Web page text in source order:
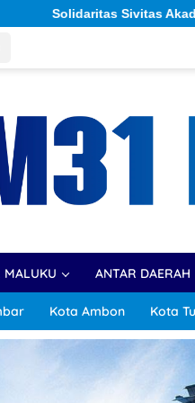
Nyata: Gerakan
MALUKU ANTAR DAERAH
Kota Ambon Kota